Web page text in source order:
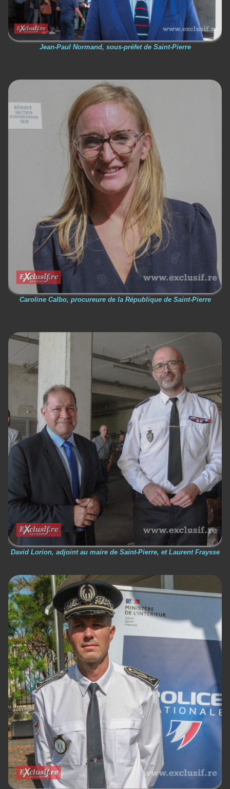
Jean-Paul Normand, sous-préfet de Saint-Pierre
Caroline Calbo, procureure de la République de Saint-Pierre
David Lorion, adjoint au maire de Saint-Pierre, et Laurent Fraysse